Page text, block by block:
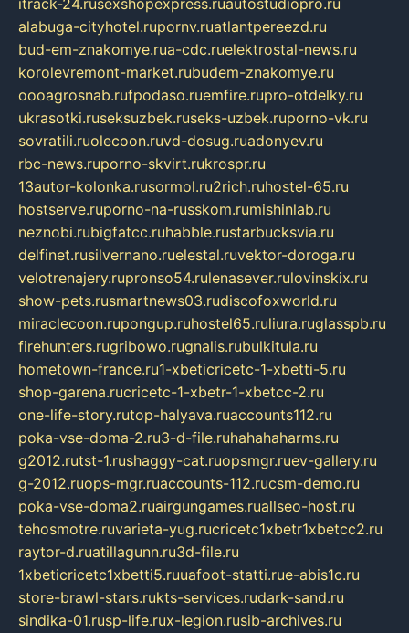
itrack-24.rusexshopexpress.ruautostudiopro.ru
alabuga-cityhotel.rupornv.ruatlantpereezd.ru
bud-em-znakomye.rua-cdc.ruelektrostal-news.ru
korolevremont-market.rubudem-znakomye.ru
oooagrosnab.rufpodaso.ruemfire.rupro-otdelky.ru
ukrasotki.ruseksuzbek.ruseks-uzbek.ruporno-vk.ru
sovratili.ruolecoon.ruvd-dosug.ruadonyev.ru
rbc-news.ruporno-skvirt.rukrospr.ru
13autor-kolonka.rusormol.ru2rich.ruhostel-65.ru
hostserve.ruporno-na-russkom.rumishinlab.ru
neznobi.rubigfatcc.ruhabble.rustarbucksvia.ru
delfinet.rusilvernano.ruelestal.ruvektor-doroga.ru
velotrenajery.rupronso54.rulenasever.rulovinskix.ru
show-pets.rusmartnews03.rudiscofoxworld.ru
miraclecoon.rupongup.ruhostel65.ruliura.ruglasspb.ru
firehunters.rugribowo.rugnalis.rubulkitula.ru
hometown-france.ru1-xbeticricetc-1-xbetti-5.ru
shop-garena.rucricetc-1-xbetr-1-xbetcc-2.ru
one-life-story.rutop-halyava.ruaccounts112.ru
poka-vse-doma-2.ru3-d-file.ruhahahaharms.ru
g2012.rutst-1.rushaggy-cat.ruopsmgr.ruev-gallery.ru
g-2012.ruops-mgr.ruaccounts-112.rucsm-demo.ru
poka-vse-doma2.ruairgungames.ruallseo-host.ru
tehosmotre.ruvarieta-yug.rucricetc1xbetr1xbetcc2.ru
raytor-d.ruatillagunn.ru3d-file.ru
1xbeticricetc1xbetti5.ruuafoot-statti.rue-abis1c.ru
store-brawl-stars.rukts-services.rudark-sand.ru
sindika-01.rusp-life.rux-legion.rusib-archives.ru